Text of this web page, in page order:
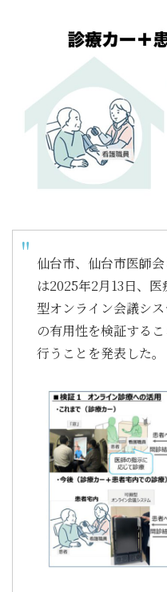
仙台市、仙台市医師
は2025年2月13日、
型オンライン会議シ
の有用性を検証する
行うことを発表した。